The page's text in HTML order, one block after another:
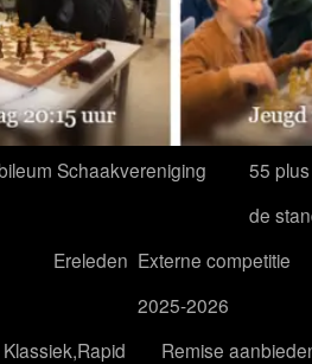
Schaakvereniging
55
de
Ereleden Externe competitie
2025-2026
Remise